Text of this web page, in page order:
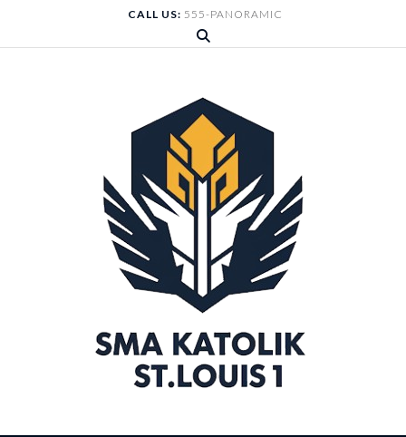
content
CALL US: 555-PANORAMIC